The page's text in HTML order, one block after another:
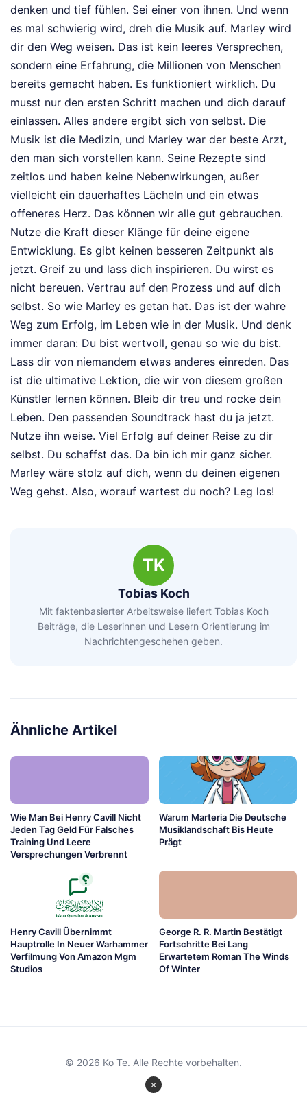
denken und tief fühlen. Sei einer von ihnen. Und wenn
es mal schwierig wird, dreh die Musik auf. Marley wird
dir den Weg weisen. Das ist kein leeres Versprechen,
sondern eine Erfahrung, die Millionen von Menschen
bereits gemacht haben. Es funktioniert wirklich. Du
musst nur den ersten Schritt machen und dich darauf
einlassen. Alles andere ergibt sich von selbst. Die
Musik ist die Medizin, und Marley war der beste Arzt,
den man sich vorstellen kann. Seine Rezepte sind
zeitlos und haben keine Nebenwirkungen, außer
vielleicht ein dauerhaftes Lächeln und ein etwas
offeneres Herz. Das können wir alle gut gebrauchen.
Nutze die Kraft dieser Klänge für deine eigene
Entwicklung. Es gibt keinen besseren Zeitpunkt als
jetzt. Greif zu und lass dich inspirieren. Du wirst es
nicht bereuen. Vertrau auf den Prozess und auf dich
selbst. So wie Marley es getan hat. Das ist der wahre
Weg zum Erfolg, im Leben wie in der Musik. Und denk
immer daran: Du bist wertvoll, genau so wie du bist.
Lass dir von niemandem etwas anderes einreden. Das
ist die ultimative Lektion, die wir von diesem großen
Künstler lernen können. Bleib dir treu und rocke dein
Leben. Den passenden Soundtrack hast du ja jetzt.
Nutze ihn weise. Viel Erfolg auf deiner Reise zu dir
selbst. Du schaffst das. Da bin ich mir ganz sicher.
Marley wäre stolz auf dich, wenn du deinen eigenen
Weg gehst. Also, worauf wartest du noch? Leg los!
TK
Tobias Koch
Mit faktenbasierter Arbeitsweise liefert Tobias Koch
Beiträge, die Leserinnen und Lesern Orientierung im
Nachrichtengeschehen geben.
Ähnliche Artikel
Wie Man Bei Henry Cavill Nicht
Jeden Tag Geld Für Falsches
Training Und Leere
Versprechungen Verbrennt
Warum Marteria Die Deutsche
Musiklandschaft Bis Heute
Prägt
Henry Cavill Übernimmt
Hauptrolle In Neuer Warhammer
Verfilmung Von Amazon Mgm
Studios
George R. R. Martin Bestätigt
Fortschritte Bei Lang
Erwartetem Roman The Winds
Of Winter
×
© 2026 Ko Te. Alle Rechte vorbehalten.